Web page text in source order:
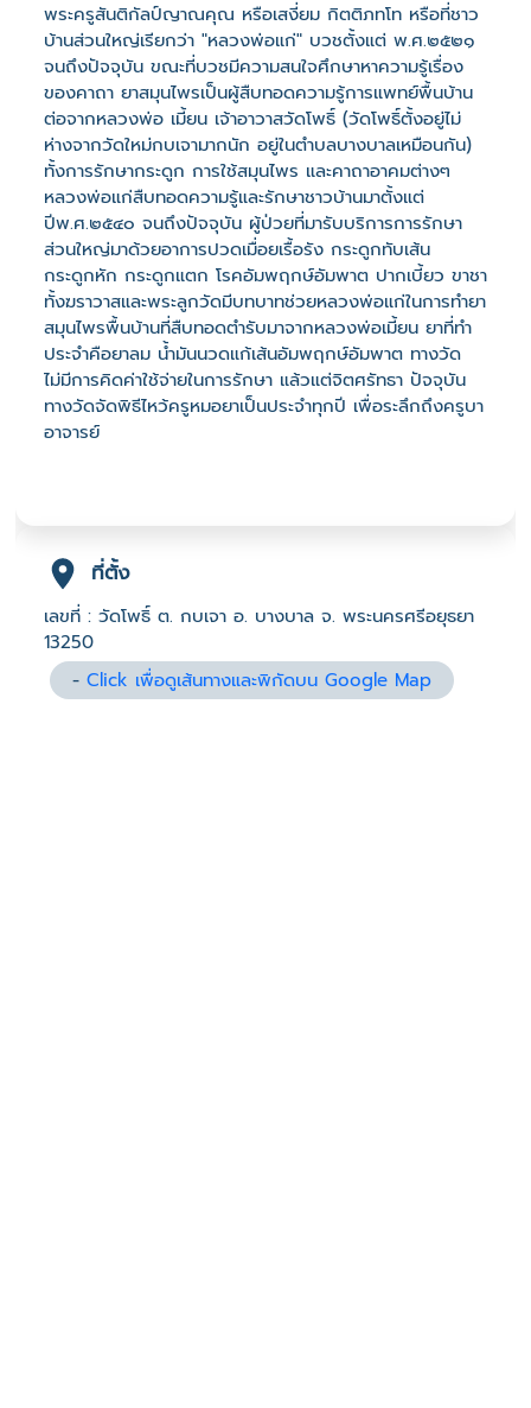
พระครูสันติกัลป์ญาณคุณ หรือเสงี่ยม กิตติภทโท หรือที่ชาว
บ้านส่วนใหญ่เรียกว่า "หลวงพ่อแก่" บวชตั้งแต่ พ.ศ.๒๕๒๑
จนถึงปัจจุบัน ขณะที่บวชมีความสนใจศึกษาหาความรู้เรื่อง
ของคาถา ยาสมุนไพรเป็นผู้สืบทอดความรู้การแพทย์พื้นบ้าน
ต่อจากหลวงพ่อ เมี้ยน เจ้าอาวาสวัดโพธิ์ (วัดโพธิ์ตั้งอยู่ไม่
ห่างจากวัดใหม่กบเจามากนัก อยู่ในตำบลบางบาลเหมือนกัน)
ทั้งการรักษากระดูก การใช้สมุนไพร และคาถาอาคมต่างๆ
หลวงพ่อแก่สืบทอดความรู้และรักษาชาวบ้านมาตั้งแต่
ปีพ.ศ.๒๕๔๐ จนถึงปัจจุบัน ผู้ป่วยที่มารับบริการการรักษา
ส่วนใหญ่มาด้วยอาการปวดเมื่อยเรื้อรัง กระดูกทับเส้น
กระดูกหัก กระดูกแตก โรคอัมพฤกษ์อัมพาต ปากเบี้ยว ขาชา
ทั้งฆราวาสและพระลูกวัดมีบทบาทช่วยหลวงพ่อแก่ในการทำยา
สมุนไพรพื้นบ้านที่สืบทอดตำรับมาจากหลวงพ่อเมี้ยน ยาที่ทำ
ประจำคือยาลม น้ำมันนวดแก้เส้นอัมพฤกษ์อัมพาต ทางวัด
ไม่มีการคิดค่าใช้จ่ายในการรักษา แล้วแต่จิตศรัทธา ปัจจุบัน
ทางวัดจัดพิธีไหว้ครูหมอยาเป็นประจำทุกปี เพื่อระลึกถึงครูบา
อาจารย์
ที่ตั้ง
เลขที่ : วัดโพธิ์ ต. กบเจา อ. บางบาล จ. พระนครศรีอยุธยา
13250
-Click เพื่อดูเส้นทางและพิกัดบน Google Map